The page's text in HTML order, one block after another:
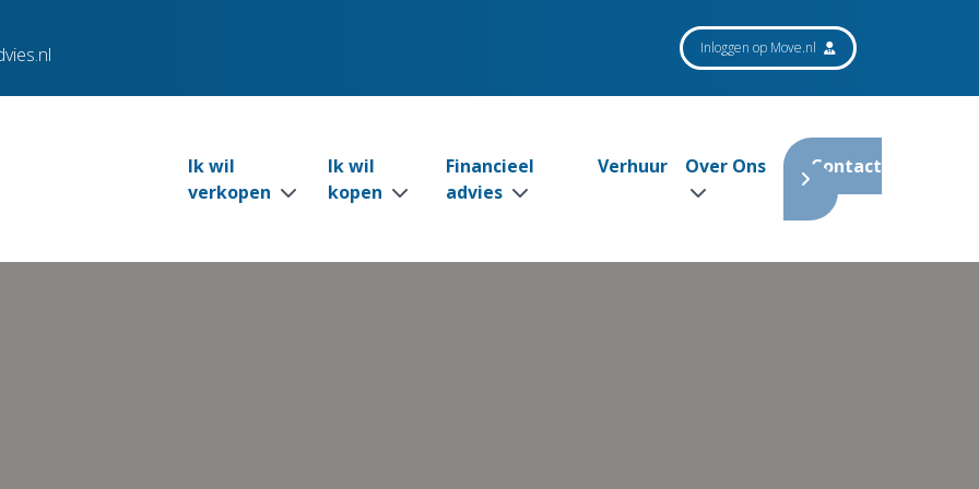
Inloggen op Move.nl
Ik wil
verkopen
Ik wil
kopen
Financieel
advies
Verhuur Over Ons Contact